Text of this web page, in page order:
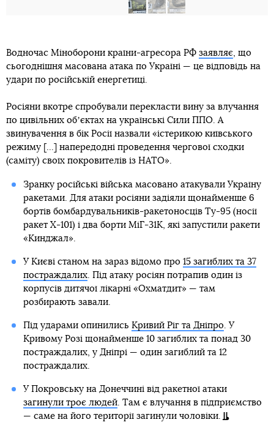
Водночас Міноборони країни-агресора РФ заявляє, що
сьогоднішня масована атака по Україні — це відповідь на
удари по російській енергетиці.
Росіяни вкотре спробували перекласти вину за влучання
по цивільних обʼєктах на українські Сили ППО. А
звинувачення в бік Росії назвали «істерикою київського
режиму [...] напередодні проведення чергової сходки
(саміту) своїх покровителів із НАТО».
Зранку російські війська масовано атакували Україну
ракетами. Для атаки росіяни задіяли щонайменше 6
бортів бомбардувальників-ракетоносців Ту-95 (носії
ракет Х-101) і два борти МіГ-31К, які запустили ракети
«Кинджал».
У Києві станом на зараз відомо про 15 загиблих та 37
постраждалих. Під атаку росіян потрапив один із
корпусів дитячої лікарні «Охматдит» — там
розбирають завали.
Під ударами опинились Кривий Ріг та Дніпро. У
Кривому Розі щонайменше 10 загиблих та понад 30
постраждалих, у Дніпрі — один загиблий та 12
постраждалих.
У Покровську на Донеччині від ракетної атаки
загинули троє людей. Там є влучання в підприємство
— саме на його території загинули чоловіки.